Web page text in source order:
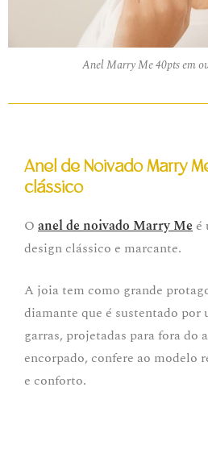
Anel Marry Me 40pts em
Anel de Noivado Marry
clássico
O anel de noivado Marry Me é
design clássico e marcante.
A joia tem como grande
diamante que é sustentado por
garras, projetadas para fora do
encorpado, confere ao modelo
e conforto.